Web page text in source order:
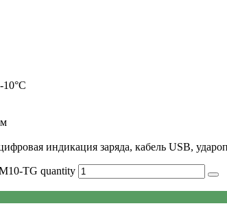
10°C
индикация заряда, кабель USB,
TG quantity